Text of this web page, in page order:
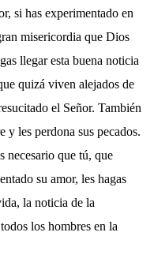
si has experimentado en
misericordia que Dios
llegar esta buena noticia
quizá viven alejados de
el Señor. También
y les perdona sus pecados.
necesario que tú, que
su amor, les hagas
la noticia de la
los hombres en la